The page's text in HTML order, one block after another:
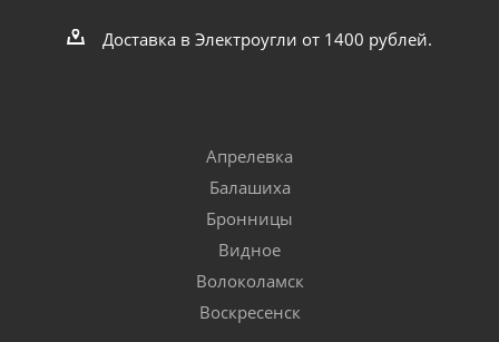
Доставка в Электроугли от 1400 рублей.
Апрелевка
Балашиха
Бронницы
Видное
Волоколамск
Воскресенск